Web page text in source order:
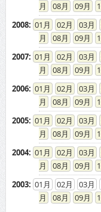
08
09
2008: 01 02 03
08
09
2007: 01 02 03
08
09
2006: 01 02 03
08
09
2005: 01 02 03
08
09
2004: 01 02 03
08
09
2003: 01 02 03
08
09